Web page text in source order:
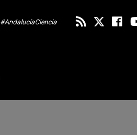
#AndalucíaCiencia